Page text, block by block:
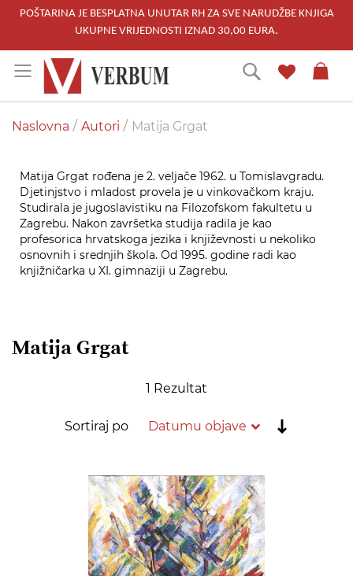
POŠTARINA JE BESPLATNA UNUTAR RH ZA SVE NARUDŽBE KNJIGA
UKUPNE VRIJEDNOSTI IZNAD 30,00 EURA.
to
Content
Traži
Naslovna Autori Matija Grgat
Matija Grgat rođena je 2. veljače 1962. u Tomislavgradu.
Djetinjstvo i mladost provela je u vinkovačkom kraju.
Studirala je jugoslavistiku na Filozofskom fakultetu u
Zagrebu. Nakon završetka studija radila je kao
profesorica hrvatskoga jezika i književnosti u nekoliko
osnovnih i srednjih škola. Od 1995. godine radi kao
knjižničarka u XI. gimnaziji u Zagrebu.
Matija Grgat
1 Rezultat
Sortiraj po